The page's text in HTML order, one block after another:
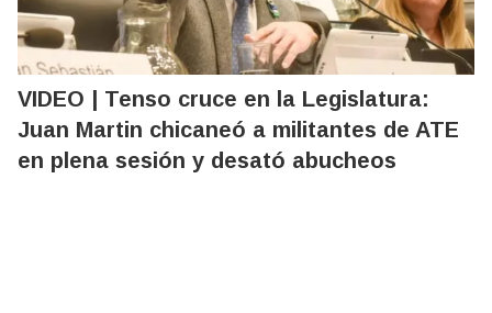
VIDEO | Tenso cruce en la Legislatura:
Juan Martin chicaneó a militantes de ATE
en plena sesión y desató abucheos